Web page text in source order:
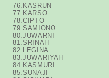
76.KASRUN
77.KARSO
78.CIPTO
79.SAMIONO
80.JUWARNI
81.SRINAH
82.LEGINA
83.JUWARIYAH
84.KASMURI
85.SUNAJI